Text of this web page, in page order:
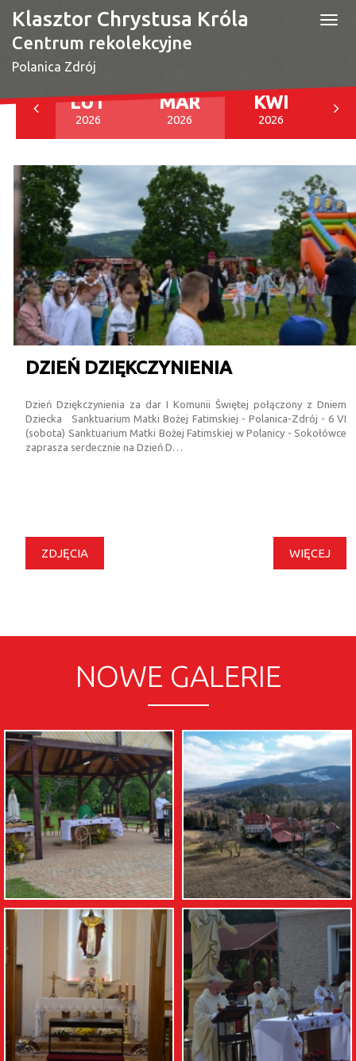
Klasztor Chrystusa Króla
Centrum rekolekcyjne
Polanica Zdrój
LUT
2026
MAR
2026
KWI
2026
DZIEŃ DZIĘKCZYNIENIA
Dzień Dziękczynienia za dar I Komunii Świętej połączony z Dniem
Dziecka Sanktuarium Matki Bożej Fatimskiej - Polanica-Zdrój - 6 VI
(sobota) Sanktuarium Matki Bożej Fatimskiej w Polanicy - Sokołówce
zaprasza serdecznie na Dzień D…
WIĘCEJ
ZDJĘCIA
NOWE GALERIE